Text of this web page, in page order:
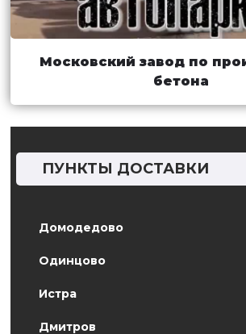
ПУНКТЫ ДОСТАВКИ
Домодедово
Одинцово
Истра
Дмитров
Московский завод по
бетона